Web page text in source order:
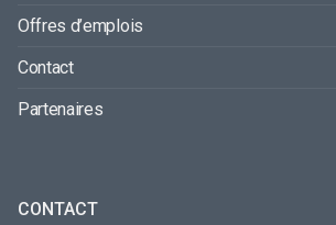
Offres d’emplois
Contact
Partenaires
CONTACT